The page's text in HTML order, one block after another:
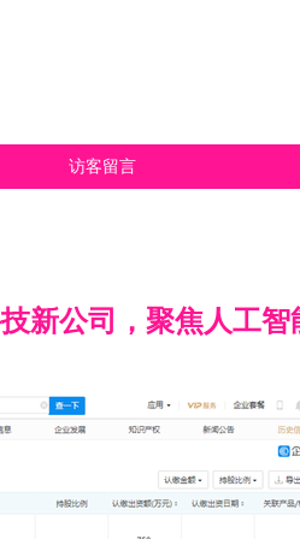
访客留言
新公司，聚焦人工智